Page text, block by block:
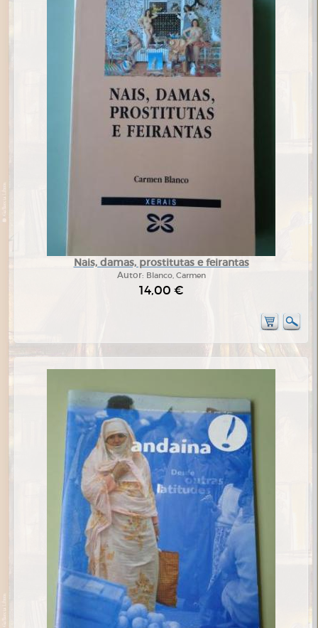
Nais, damas, prostitutas e feirantas
Autor: Blanco, Carmen
14,00 €